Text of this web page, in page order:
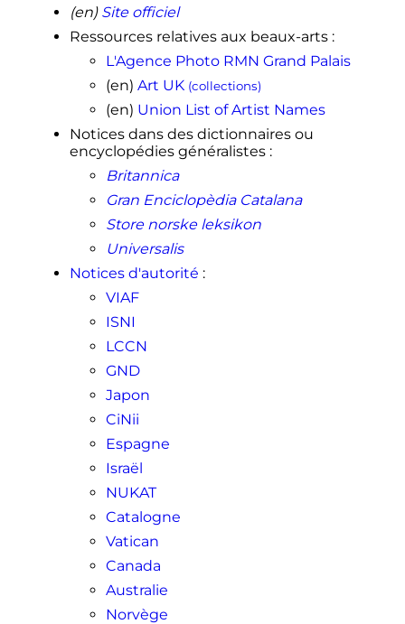
(en) Site officiel
Ressources relatives aux beaux-arts:
L'Agence Photo RMN Grand Palais
(en) Art UK (collections)
(en) Union List of Artist Names
Notices dans des dictionnaires ou
encyclopédies généralistes:
Britannica
Gran Enciclopèdia Catalana
Store norske leksikon
Universalis
Notices d'autorité :
VIAF
ISNI
LCCN
GND
Japon
CiNii
Espagne
Israël
NUKAT
Catalogne
Vatican
Canada
Australie
Norvège